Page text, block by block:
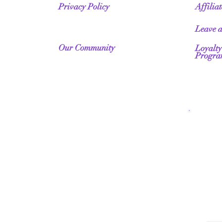
Privacy Policy
Leave
Our Community
Loyalty